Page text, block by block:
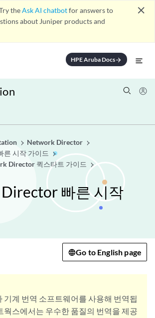
theAsk AI chatbotfor answers to
about Juniper products and
close
HPE Aruba Docsarrow_forward
Network Director
시작 가이드
Director 퀵스타트 가이드
빠른 시작
Go to English page
기계 번역 소프트웨어를 사용해 번역됩
웍스에서는 우수한 품질의 번역을 제공